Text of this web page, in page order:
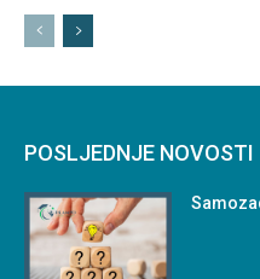
POSLJEDNJE NOVOSTI